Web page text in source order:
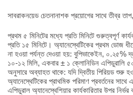
সাবরাকনয়েড চেতনানাশক প্রয়োগের সাথে তীব্র
প্রথম ৫ মিনিটের মধ্যে প্রতি মিনিটে গুরুত্বপূর্ণ
প্রতি ১৫ মিনিটে। অ্যানেস্থেটিকের প্রথম ডোজ
না হওয়া পর্যন্ত দেওয়া হয়: বুপিভাকেইন, ০.২৫%
১০-১২ মিলি, একবার ± ১ ক্লোনিডিন এপিডুরালি
অনুসারে অব্যাহত থাকে: যদি দ্বিতীয় পিরিয়ড শুরু
অ্যানেস্থেটিকের প্রাথমিক পরিমাণ প্রবর্তনের
এপিডুরাল অ্যানেস্থেশিয়ার কার্যকারিতার উপর